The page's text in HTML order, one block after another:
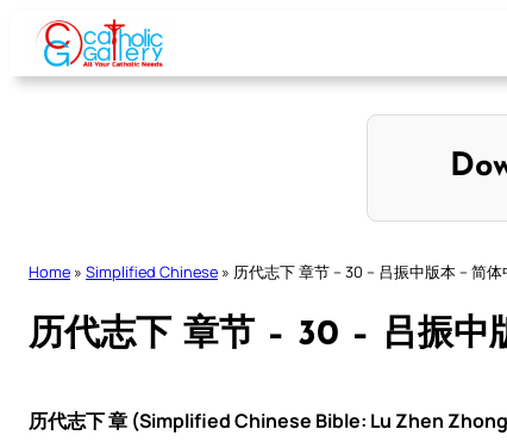
Skip
content
Home » Simplified Chinese » 历代志下 章节 – 30 – 吕振中版本 – 简体
历代志下 章节 – 30 – 吕振中
历代志下 章 (Simplified Chinese Bible: Lu Zhen